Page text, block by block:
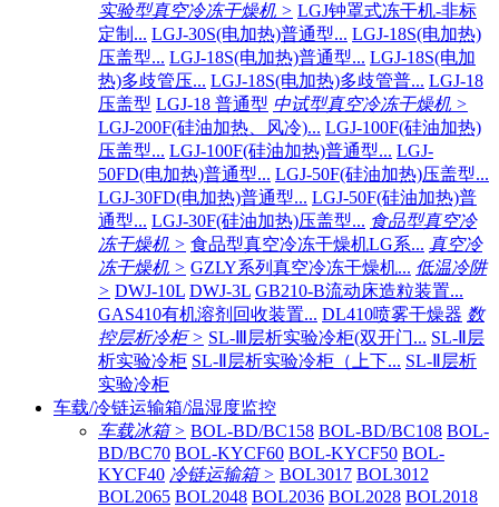
实验型真空冷冻干燥机 > LGJ钟罩式冻干机-非标
定制... LGJ-30S(电加热)普通型... LGJ-18S(电加热)
压盖型... LGJ-18S(电加热)普通型... LGJ-18S(电加
热)多歧管压... LGJ-18S(电加热)多歧管普... LGJ-18
压盖型 LGJ-18 普通型 中试型真空冷冻干燥机 >
LGJ-200F(硅油加热、风冷)... LGJ-100F(硅油加热)
压盖型... LGJ-100F(硅油加热)普通型... LGJ-
50FD(电加热)普通型... LGJ-50F(硅油加热)压盖型...
LGJ-30FD(电加热)普通型... LGJ-50F(硅油加热)普
通型... LGJ-30F(硅油加热)压盖型... 食品型真空冷
冻干燥机 > 食品型真空冷冻干燥机LG系... 真空冷
冻干燥机 > GZLY系列真空冷冻干燥机... 低温冷阱
> DWJ-10L DWJ-3L GB210-B流动床造粒装置...
GAS410有机溶剂回收装置... DL410喷雾干燥器 数
控层析冷柜 > SL-Ⅲ层析实验冷柜(双开门... SL-Ⅱ层
析实验冷柜 SL-Ⅱ层析实验冷柜（上下... SL-Ⅱ层析
实验冷柜
车载/冷链运输箱/温湿度监控
车载冰箱 > BOL-BD/BC158 BOL-BD/BC108 BOL-
BD/BC70 BOL-KYCF60 BOL-KYCF50 BOL-
KYCF40 冷链运输箱 > BOL3017 BOL3012
BOL2065 BOL2048 BOL2036 BOL2028 BOL2018